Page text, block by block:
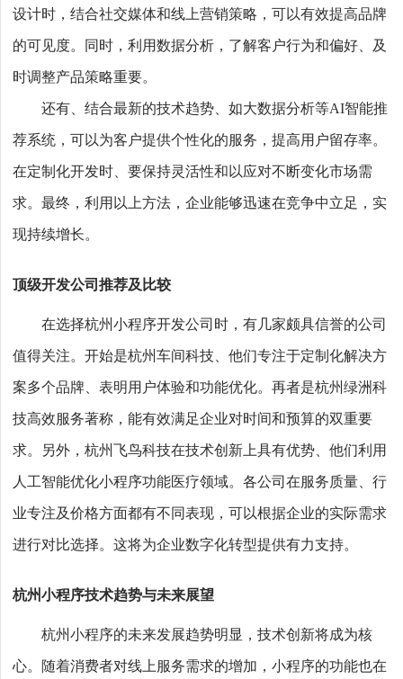
设计时，结合社交媒体和线上营销策略，可以有效提高品牌
的可见度。同时，利用数据分析，了解客户行为和偏好、及
时调整产品策略重要。
还有、结合最新的技术趋势、如大数据分析等AI智能推
荐系统，可以为客户提供个性化的服务，提高用户留存率。
在定制化开发时、要保持灵活性和以应对不断变化市场需
求。最终，利用以上方法，企业能够迅速在竞争中立足，实
现持续增长。
顶级开发公司推荐及比较
在选择杭州小程序开发公司时，有几家颇具信誉的公司
值得关注。开始是杭州车间科技、他们专注于定制化解决方
案多个品牌、表明用户体验和功能优化。再者是杭州绿洲科
技高效服务著称，能有效满足企业对时间和预算的双重要
求。另外，杭州飞鸟科技在技术创新上具有优势、他们利用
人工智能优化小程序功能医疗领域。各公司在服务质量、行
业专注及价格方面都有不同表现，可以根据企业的实际需求
进行对比选择。这将为企业数字化转型提供有力支持。
杭州小程序技术趋势与未来展望
杭州小程序的未来发展趋势明显，技术创新将成为核
心。随着消费者对线上服务需求的增加，小程序的功能也在